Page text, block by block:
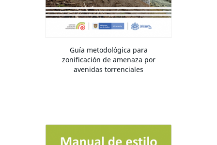
Guía metodológica para
zonificación de amenaza por
avenidas torrenciales